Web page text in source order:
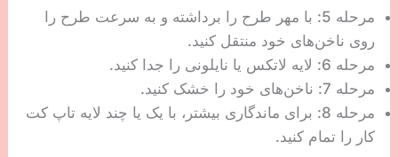
مرحله 5: با مهر طرح را برداشته و به سرعت طرح را
روی ناخن‌های خود منتقل کنید.
مرحله 6: لایه لاتکس یا نایلونی را جدا کنید.
مرحله 7: ناخن‌های خود را خشک کنید.
مرحله 8: برای ماندگاری بیشتر، با یک یا چند لایه تاپ کت
کار را تمام کنید.